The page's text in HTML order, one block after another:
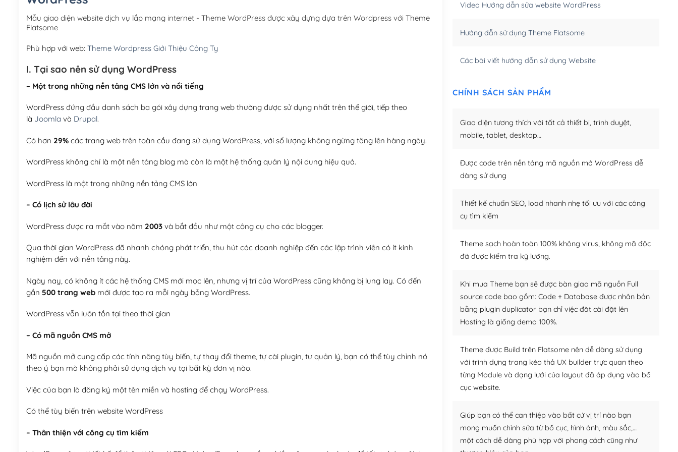
Hosting 5GB SSD (1 năm)
(+950,000₫)
Mẫu giao diện website dịch vụ lắp mạng internet - Theme WordPress được xây dựng dựa trên Wordpress với Theme
Flatsome
Phù hợp với web: Theme Wordpress Giới Thiệu Công Ty
I. Tại sao nên sử dụng WordPress
– Một trong những nền tảng CMS lớn và nổi tiếng
WordPress đứng đầu danh sách ba gói xây dựng trang web thường được sử dụng nhất trên thế giới, tiếp theo
là Joomla và Drupal.
Có hơn 29%các trang web trên toàn cầu đang sử dụng WordPress, với số lượng không ngừng tăng lên hàng ngày.
WordPress không chỉ là một nền tảng blog mà còn là một hệ thống quản lý nội dung hiệu quả.
WordPress là một trong những nền tảng CMS lớn
– Có lịch sử lâu đời
WordPress được ra mắt vào năm 2003và bắt đầu như một công cụ cho các blogger.
Qua thời gian WordPress đã nhanh chóng phát triển, thu hút các doanh nghiệp đến các lập trình viên có ít kinh
nghiệm đến với nền tảng này.
Ngày nay, có không ít các hệ thống CMS mới mọc lên, nhưng vị trí của WordPress cũng không bị lung lay. Có đến
gần 500 trang webmới được tạo ra mỗi ngày bằng WordPress.
WordPress vẫn luôn tồn tại theo thời gian
– Có mã nguồn CMS mở
Mã nguồn mở cung cấp các tính năng tùy biến, tự thay đổi theme, tự cài plugin, tự quản lý, bạn có thể tùy chỉnh nó
theo ý bạn mà không phải sử dụng dịch vụ tại bất kỳ đơn vị nào.
Việc của bạn là đăng ký một tên miền và hosting để chạy WordPress.
Có thể tùy biến trên website WordPress
– Thân thiện với công cụ tìm kiếm
Video Hướng dẫn sửa website WordPress
Hướng dẫn sử dụng Theme Flatsome
Các bài viết hướng dẫn sử dụng Website
CHÍNH SÁCH SẢN PHẨM
Giao diện tương thích với tất cả thiết bị, trình duyệt,
mobile, tablet, desktop…
Được code trên nền tảng mã nguồn mở WordPress dễ
dàng sử dụng
Thiết kế chuẩn SEO, load nhanh nhẹ tối ưu với các công
cụ tìm kiếm
Theme sạch hoàn toàn 100% không virus, không mã độc
đã được kiểm tra kỹ lưỡng.
Khi mua Theme bạn sẽ được bàn giao mã nguồn Full
source code bao gồm: Code + Database được nhân bản
bằng plugin duplicator bạn chỉ việc đăt cài đặt lên
Hosting là giống demo 100%.
Theme được Build trên Flatsome nên dễ dàng sử dụng
với trình dựng trang kéo thả UX builder trực quan theo
từng Module và dạng lưới của layout đã áp dụng vào bố
cục website.
Giúp bạn có thể can thiệp vào bất cứ vị trí nào bạn
mong muốn chỉnh sửa từ bố cục, hình ảnh, màu sắc,…
một cách dễ dàng phù hợp với phong cách cũng như